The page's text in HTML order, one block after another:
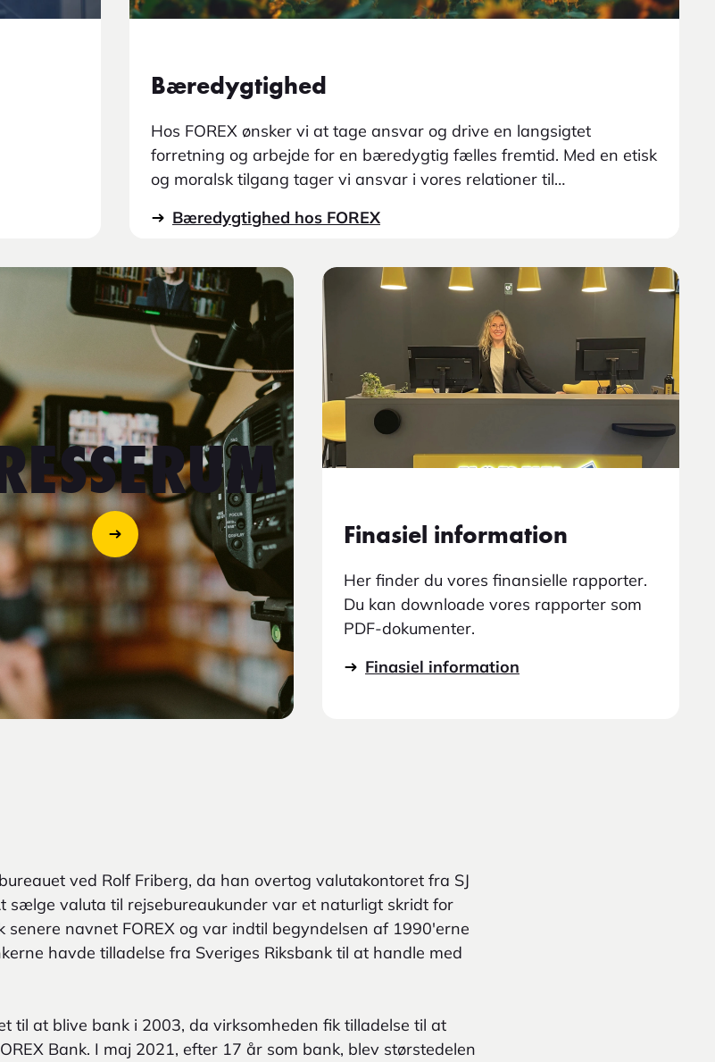
Bæredygtighed
Hos FOREX ønsker vi at tage ansvar og drive en langsigtet
forretning og arbejde for en bæredygtig fælles fremtid. Med en etisk
og moralsk tilgang tager vi ansvar i vores relationer til
relation til virksomheden.
Bæredygtighed hos FOREX
Finasiel information
Her finder du vores finansielle rapporter.
Du kan downloade vores rapporter som
PDF-dokumenter.
Finasiel information
ved Rolf Friberg, da han overtog valutakontoret fra SJ
sælge valuta til rejsebureaukunder var et naturligt skridt for
senere navnet FOREX og var indtil begyndelsen af 1990'erne
havde tilladelse fra Sveriges Riksbank til at handle med
til at blive bank i 2003, da virksomheden fik tilladelse til at
Bank. I maj 2021, efter 17 år som bank, blev størstedelen